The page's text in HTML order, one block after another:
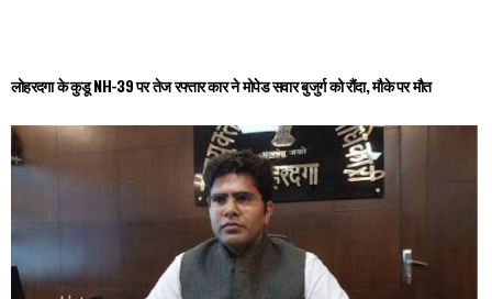
लोहरदगा के कुडू NH-39 पर तेज रफ्तार कार ने मोपेड सवार बुजुर्ग को रौंदा, मौके पर मौत